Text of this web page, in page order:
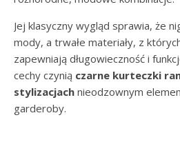
Jej klasyczny wygląd sprawia, że
mody, a trwałe materiały, z
zapewniają długowieczność i
cechy czynią czarne kurteczki
stylizacjach nieodzownym
garderoby.